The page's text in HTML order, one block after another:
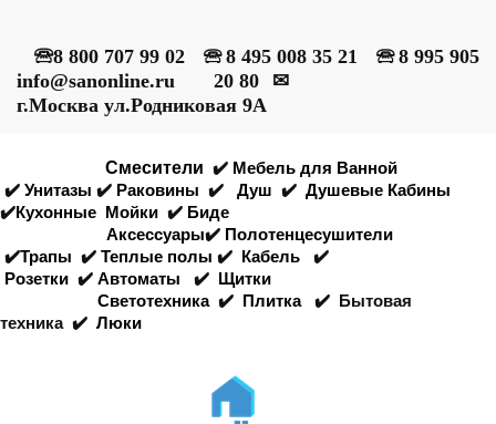
🕾8 800 707 99 02 🕾 8 495 008 35 21 🕾 8 995 905
20 80
✉
info@sanonline.ru
г.Москва ул.Родниковая 9А
Смесители ✔️ Мебель для Ванной
✔️ Унитазы ✔️ Раковины ✔️ Душ ✔️ Душевые Кабины
✔️Кухонные Мойки ✔️ Биде
Аксессуары✔️ Полотенцесушители
✔️Трапы ✔️ Теплые полы ✔️ Кабель
✔️
Розетки ✔️ Автоматы ✔️ Щитки
Светотехника ✔️ Плитка ✔️ Бытовая
техника ✔️ Люки